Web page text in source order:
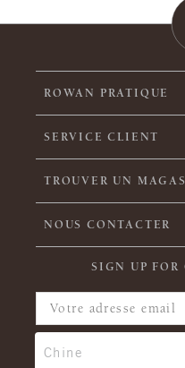
ROWAN PRATIQUE
SERVICE CLIENT
TROUVER UN
NOUS CONTACTER
SIGN UP FOR